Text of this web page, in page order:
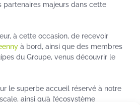
partenaires majeurs dans cette
à cette occasion, de recevoir
à bord, ainsi que des membres
du Groupe, venus découvrir le
le superbe accueil réservé à notre
ainsi qu’à l’écosystème